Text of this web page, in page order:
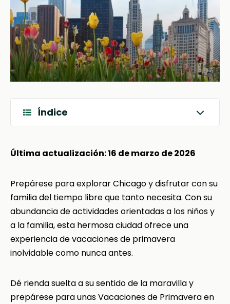
Índice
Última actualización: 16 de marzo de 2026
Prepárese para explorar Chicago y disfrutar con su
familia del tiempo libre que tanto necesita. Con su
abundancia de actividades orientadas a los niños y
a la familia, esta hermosa ciudad ofrece una
experiencia de vacaciones de primavera
inolvidable como nunca antes.
Dé rienda suelta a su sentido de la maravilla y
prepárese para unas Vacaciones de Primavera en